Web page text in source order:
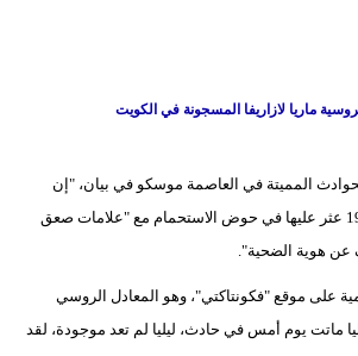
ماريا لازاريفا المسجونة في الكويت
المميتة في العاصمة موسكو في بيان، "إن
امرأة من مواليد عام 1992 عثر عليها في حوض الاستحمام مع "علامات صعق
عن هوية الضحية".
على موقع "فكونتاكتي"، وهو المعادل الروسي
ماتت يوم أمس في حادث، ليليا لم تعد موجودة، لقد